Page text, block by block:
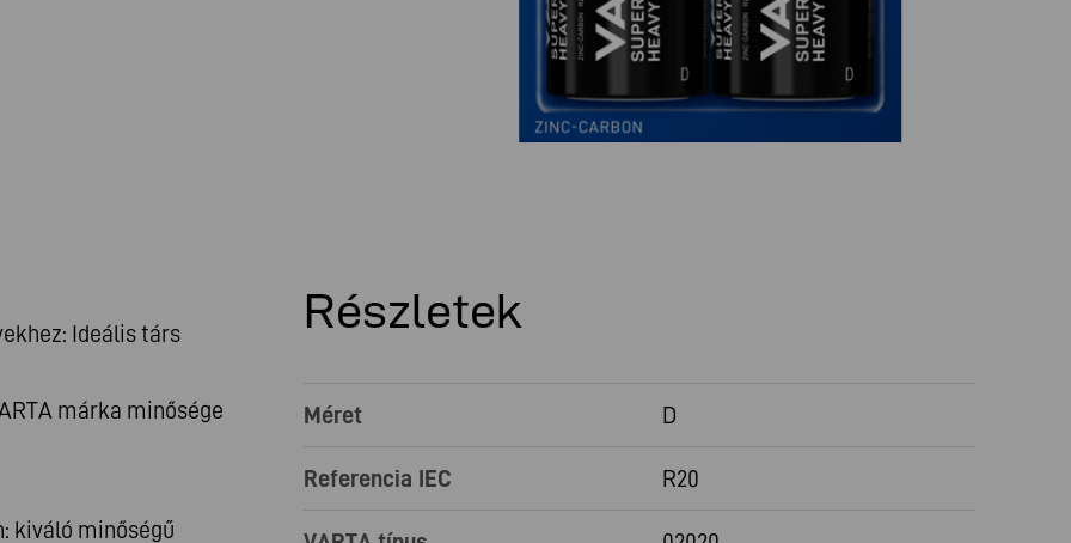
Ideális társ
márka minősége
kiváló minőségű
Részletek
Méret D
Referencia IEC R20